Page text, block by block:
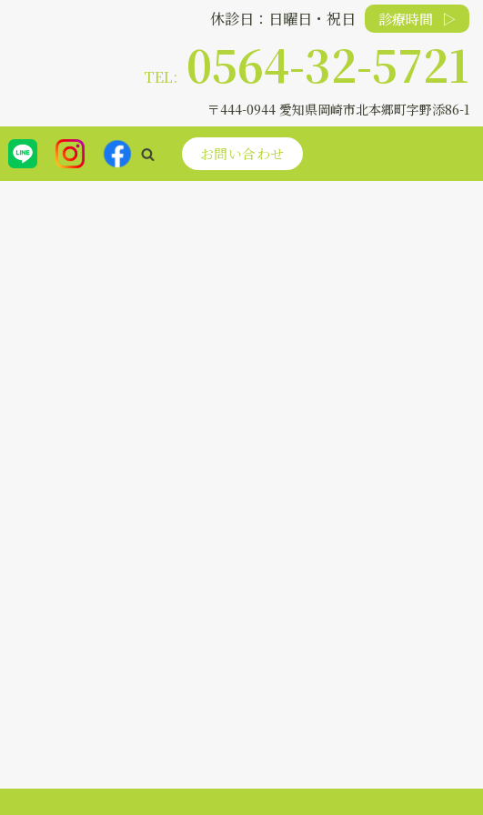
休診日：日曜日・祝日 診療時間 ▷
TEL: 0564-32-5721
〒444-0944 愛知県岡崎市北本郷町字野添86-1
お問い合わせ